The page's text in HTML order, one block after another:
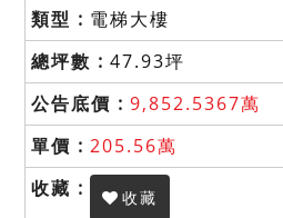
電梯大樓
47.93坪
9,852.5367萬
205.56萬
收藏